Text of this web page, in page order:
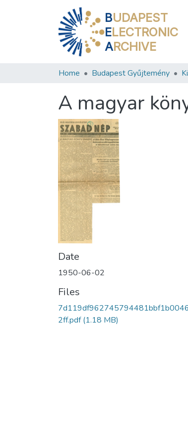
BUDAPEST
ELECTRONIC
ARCHIVE
Home Budapest Gyűjtemény
A magyar
Date
1950-06-02
Files
2ff.pdf(1.18 MB)